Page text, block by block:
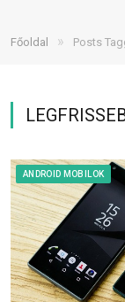
Főoldal » Posts
ANDROID MOBILOK